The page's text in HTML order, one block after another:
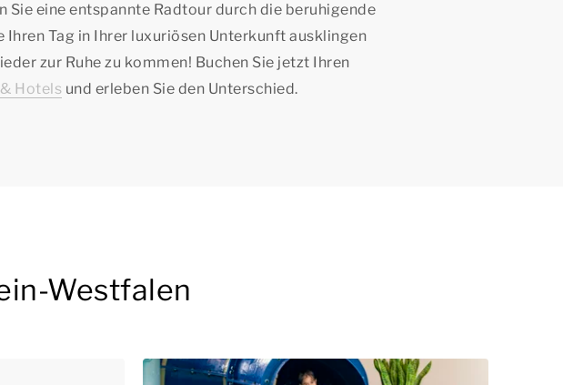
Sie eine entspannte Radtour durch die beruhigende
Ihren Tag in Ihrer luxuriösen Unterkunft ausklingen
zur Ruhe zu kommen! Buchen Sie jetzt Ihren
Hotels und erleben Sie den Unterschied.
Westfalen